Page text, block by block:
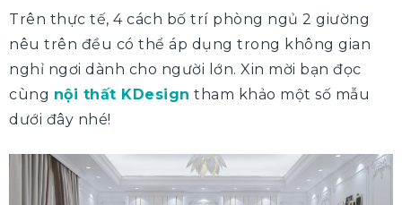
Trên thực tế, 4 cách bố trí phòng ngủ 2 giường
nêu trên đều có thể áp dụng trong không gian
nghỉ ngơi dành cho người lớn. Xin mời bạn đọc
cùng nội thất KDesign tham khảo một số mẫu
dưới đây nhé!